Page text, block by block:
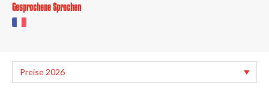
Gesprochene Sprachen